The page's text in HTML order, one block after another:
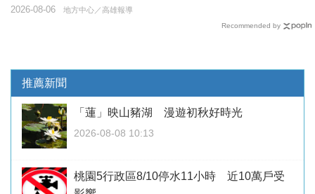
地方中心／高雄報導
2026-08-06
Recommended by
推薦新聞
「蓮」映山豬湖 漫遊初秋好時光
2026-08-08 10:13
桃園5行政區8/10停水11小時 近10萬戶受